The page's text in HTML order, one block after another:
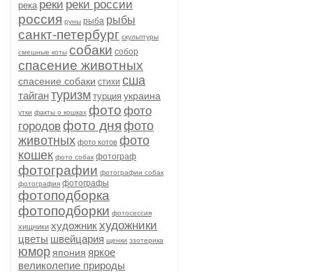
река реки реки россии
россия руны рыба рыбы
санкт-петербург скульптуры
смешные коты собаки собор
спасение животных
спасение собаки стихи сша
тайгантуризм турция украина
утки факты о кошках фото фото
городовфото дня фото
животных фото котов фото
кошек фото собак фотограф
фотографии фотографии собак
фотография фотографы
фотоподборка
фотоподборки фотосессия
хищники художникхудожники
цветы швейцария щенки эзотерика
юмор япония яркое
великолепие природы